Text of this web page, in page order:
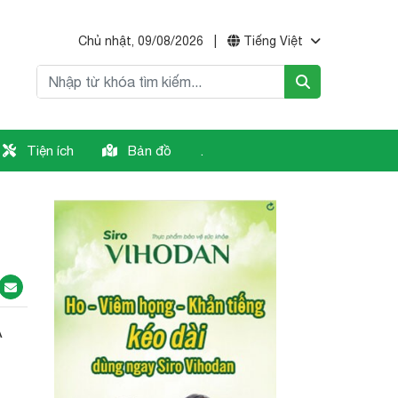
Chủ nhật, 09/08/2026 Tiếng Việt
Tiện ích Bản đồ .